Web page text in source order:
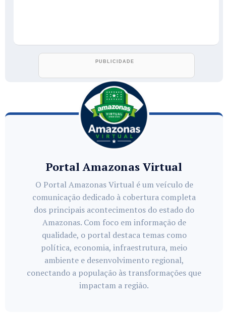
Portal Amazonas Virtual
O Portal Amazonas Virtual é um veículo de
comunicação dedicado à cobertura completa
dos principais acontecimentos do estado do
Amazonas. Com foco em informação de
qualidade, o portal destaca temas como
política, economia, infraestrutura, meio
ambiente e desenvolvimento regional,
conectando a população às transformações que
impactam a região.